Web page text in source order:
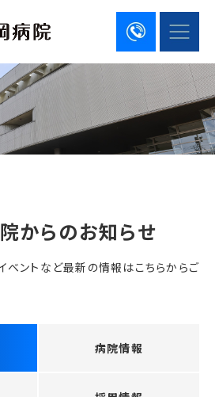
からのお知らせ
ベントなど最新の情報はこちらからご
病院情報